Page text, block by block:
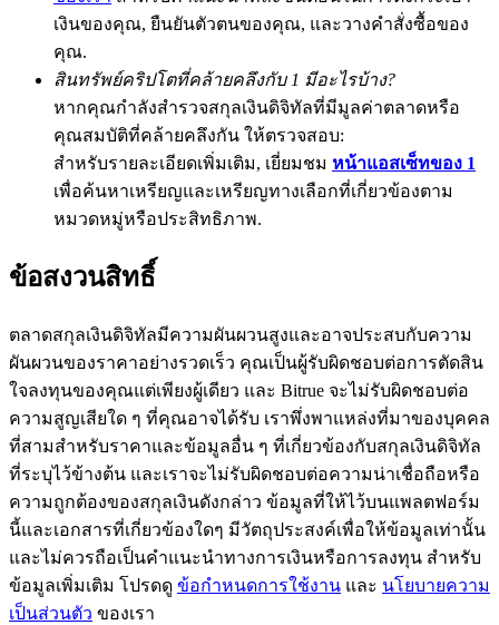
Exclusive for BitMart Users
Register & Trade to Win 500,000 USDT
Precious Metals Trading Carnival
Trade Gold & Silver · 33,333 USDT Bonus
USDT New User Exclusive 10% APR
USDT Flexible Staking | Daily Rewards
BTC New User Exclusive: 6.5% APR
BTC Flexible Staking | Daily Rewards
เงินของคุณ, ยืนยันตัวตนของคุณ, และวางคำสั่งซื้อของ
คุณ.
สินทรัพย์คริปโตที่คล้ายคลึงกับ 1 มีอะไรบ้าง?
หากคุณกำลังสำรวจสกุลเงินดิจิทัลที่มีมูลค่าตลาดหรือ
คุณสมบัติที่คล้ายคลึงกัน ให้ตรวจสอบ:
สำหรับรายละเอียดเพิ่มเติม, เยี่ยมชม หน้าแอสเซ็ทของ 1
เพื่อค้นหาเหรียญและเหรียญทางเลือกที่เกี่ยวข้องตาม
หมวดหมู่หรือประสิทธิภาพ.
ข้อสงวนสิทธิ์
ตลาดสกุลเงินดิจิทัลมีความผันผวนสูงและอาจประสบกับความ
ผันผวนของราคาอย่างรวดเร็ว คุณเป็นผู้รับผิดชอบต่อการตัดสิน
ใจลงทุนของคุณแต่เพียงผู้เดียว และ Bitrue จะไม่รับผิดชอบต่อ
ความสูญเสียใด ๆ ที่คุณอาจได้รับ เราพึ่งพาแหล่งที่มาของบุคคล
ที่สามสำหรับราคาและข้อมูลอื่น ๆ ที่เกี่ยวข้องกับสกุลเงินดิจิทัล
ที่ระบุไว้ข้างต้น และเราจะไม่รับผิดชอบต่อความน่าเชื่อถือหรือ
ความถูกต้องของสกุลเงินดังกล่าว ข้อมูลที่ให้ไว้บนแพลตฟอร์ม
นี้และเอกสารที่เกี่ยวข้องใดๆ มีวัตถุประสงค์เพื่อให้ข้อมูลเท่านั้น
และไม่ควรถือเป็นคำแนะนำทางการเงินหรือการลงทุน สำหรับ
ข้อมูลเพิ่มเติม โปรดดู ข้อกำหนดการใช้งาน และ นโยบายความ
เป็นส่วนตัว ของเรา